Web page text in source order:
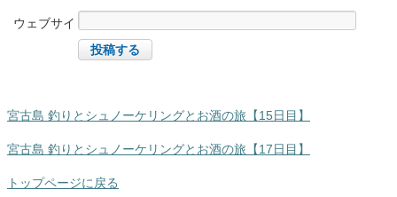
ウェブサイ
宮古島 釣りとシュノーケリングとお酒の旅【15日目】
宮古島 釣りとシュノーケリングとお酒の旅【17日目】
トップページに戻る